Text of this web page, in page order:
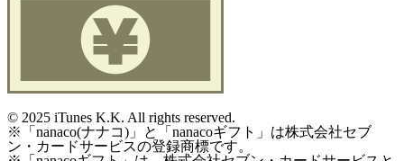
© 2025 iTunes K.K. All rights reserved.
※「nanaco(ナナコ)」と「nanacoギフト」は株式会社セブ
ン・カードサービスの登録商標です。